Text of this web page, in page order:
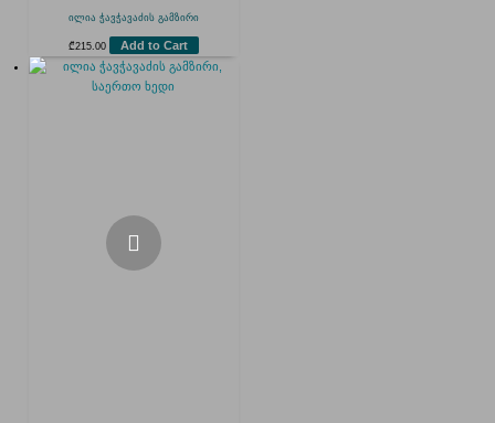
ილია ჭავჭავაძის გამზირი
₾215.00 Add to Cart